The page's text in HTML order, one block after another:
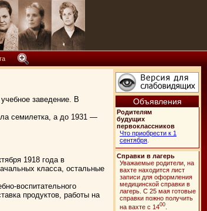
заведение. В
семилетка, а до 1931 —
1918 года в
класса, остальные
воспитательного
продуктов, работы на
Объявления
Родителям
будущих
первоклассников
Что приобрести к 1
сентября
Справки в лагерь
Уважаемые родители, на
вахте находится лист
записи для оформления
медицинской справки в
лагерь. C 25 мая готовые
справки пожно получить
на вахте с 1400